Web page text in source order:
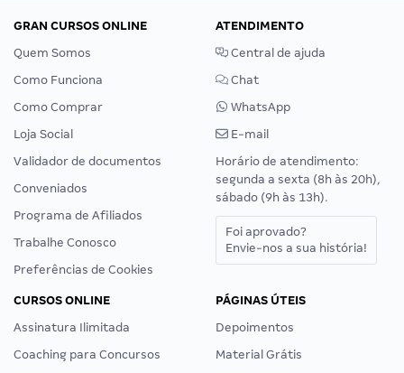
GRAN CURSOS ONLINE
Quem Somos
Como Funciona
Como Comprar
Loja Social
Validador de documentos
Conveniados
Programa de Afiliados
Trabalhe Conosco
Preferências de Cookies
ATENDIMENTO
Central de ajuda
Chat
WhatsApp
E-mail
Horário de atendimento:
segunda a sexta (8h às 20h),
sábado (9h às 13h).
Foi aprovado?
Envie-nos a sua história!
CURSOS ONLINE
Assinatura Ilimitada
Coaching para Concursos
PÁGINAS ÚTEIS
Depoimentos
Material Grátis